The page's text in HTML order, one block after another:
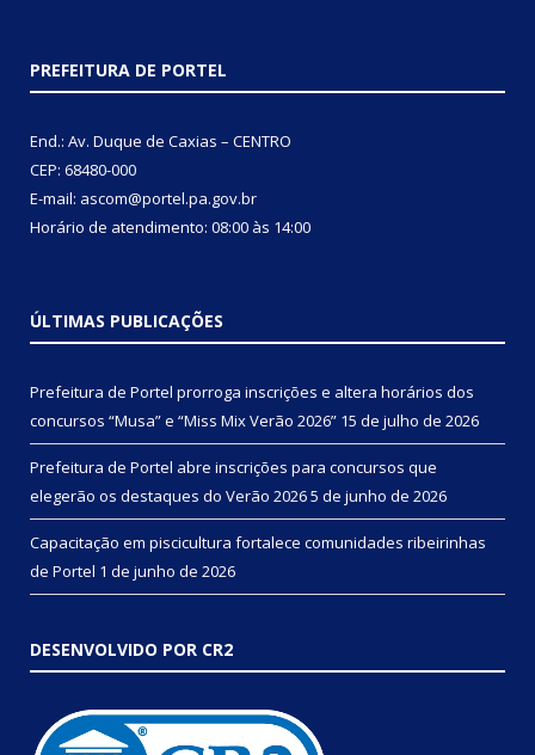
PREFEITURA DE PORTEL
End.: Av. Duque de Caxias – CENTRO
CEP: 68480-000
E-mail: ascom@portel.pa.gov.br
Horário de atendimento: 08:00 às 14:00
ÚLTIMAS PUBLICAÇÕES
Prefeitura de Portel prorroga inscrições e altera horários dos
concursos “Musa” e “Miss Mix Verão 2026” 15 de julho de 2026
Prefeitura de Portel abre inscrições para concursos que
elegerão os destaques do Verão 20265 de junho de 2026
Capacitação em piscicultura fortalece comunidades ribeirinhas
de Portel 1 de junho de 2026
DESENVOLVIDO POR CR2